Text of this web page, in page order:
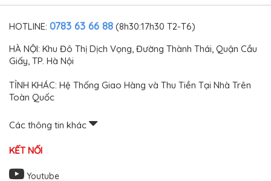
HOTLINE: 0783 63 66 88 (8h30:17h30 T2-T6)
HÀ NỘI: Khu Đô Thị Dịch Vọng, Đường Thành Thái, Quận Cầu
Giấy, TP. Hà Nội
TỈNH KHÁC: Hệ Thống Giao Hàng và Thu Tiền Tại Nhà Trên
Toàn Quốc
Các thông tin khác
KẾT NỐI
Youtube